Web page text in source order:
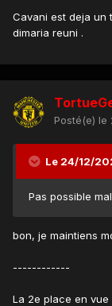
Cavani est deja
dimaria reuni .
Posté(e) le
Le 24/12/
Pas possible
bon, je maintiens
------------
La 2e place en vue